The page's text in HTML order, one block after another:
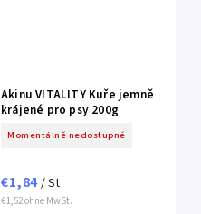
Akinu VITALITY Kuře jemně
krájené pro psy 200g
Momentálně nedostupné
€1,52 ohne MwSt.
€1,84/ St